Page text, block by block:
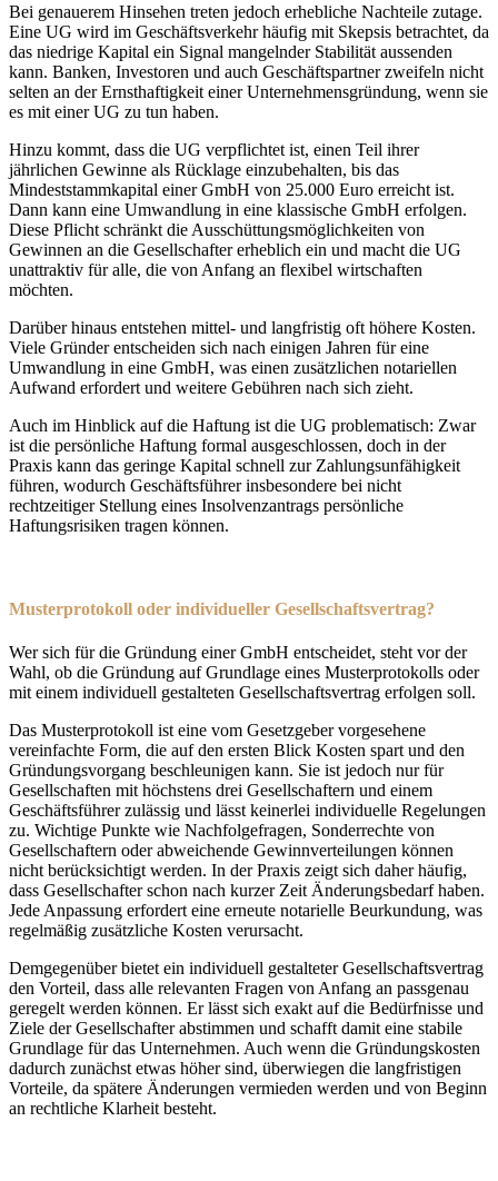
Bei genauerem Hinsehen treten jedoch erhebliche Nachteile zutage.
Eine UG wird im Geschäftsverkehr häufig mit Skepsis betrachtet, da
das niedrige Kapital ein Signal mangelnder Stabilität aussenden
kann. Banken, Investoren und auch Geschäftspartner zweifeln nicht
selten an der Ernsthaftigkeit einer Unternehmensgründung, wenn sie
es mit einer UG zu tun haben.
Hinzu kommt, dass die UG verpflichtet ist, einen Teil ihrer
jährlichen Gewinne als Rücklage einzubehalten, bis das
Mindeststammkapital einer GmbH von 25.000 Euro erreicht ist.
Dann kann eine Umwandlung in eine klassische GmbH erfolgen.
Diese Pflicht schränkt die Ausschüttungsmöglichkeiten von
Gewinnen an die Gesellschafter erheblich ein und macht die UG
unattraktiv für alle, die von Anfang an flexibel wirtschaften
möchten.
Darüber hinaus entstehen mittel- und langfristig oft höhere Kosten.
Viele Gründer entscheiden sich nach einigen Jahren für eine
Umwandlung in eine GmbH, was einen zusätzlichen notariellen
Aufwand erfordert und weitere Gebühren nach sich zieht.
Auch im Hinblick auf die Haftung ist die UG problematisch: Zwar
ist die persönliche Haftung formal ausgeschlossen, doch in der
Praxis kann das geringe Kapital schnell zur Zahlungsunfähigkeit
führen, wodurch Geschäftsführer insbesondere bei nicht
rechtzeitiger Stellung eines Insolvenzantrags persönliche
Haftungsrisiken tragen können.
Musterprotokoll oder individueller Gesellschaftsvertrag?
Wer sich für die Gründung einer GmbH entscheidet, steht vor der
Wahl, ob die Gründung auf Grundlage eines Musterprotokolls oder
mit einem individuell gestalteten Gesellschaftsvertrag erfolgen soll.
Das Musterprotokoll ist eine vom Gesetzgeber vorgesehene
vereinfachte Form, die auf den ersten Blick Kosten spart und den
Gründungsvorgang beschleunigen kann. Sie ist jedoch nur für
Gesellschaften mit höchstens drei Gesellschaftern und einem
Geschäftsführer zulässig und lässt keinerlei individuelle Regelungen
zu. Wichtige Punkte wie Nachfolgefragen, Sonderrechte von
Gesellschaftern oder abweichende Gewinnverteilungen können
nicht berücksichtigt werden. In der Praxis zeigt sich daher häufig,
dass Gesellschafter schon nach kurzer Zeit Änderungsbedarf haben.
Jede Anpassung erfordert eine erneute notarielle Beurkundung, was
regelmäßig zusätzliche Kosten verursacht.
Demgegenüber bietet ein individuell gestalteter Gesellschaftsvertrag
den Vorteil, dass alle relevanten Fragen von Anfang an passgenau
geregelt werden können. Er lässt sich exakt auf die Bedürfnisse und
Ziele der Gesellschafter abstimmen und schafft damit eine stabile
Grundlage für das Unternehmen. Auch wenn die Gründungskosten
dadurch zunächst etwas höher sind, überwiegen die langfristigen
Vorteile, da spätere Änderungen vermieden werden und von Beginn
an rechtliche Klarheit besteht.